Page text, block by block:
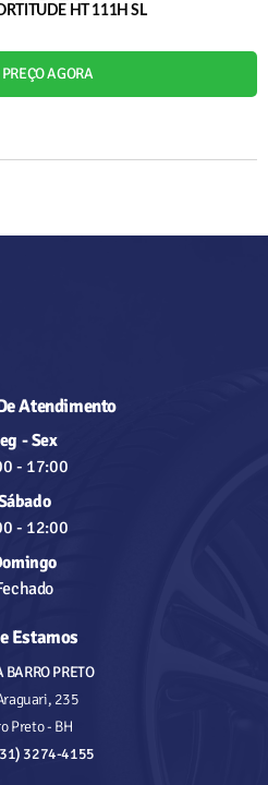
HT 111H SL
AGORA
Atendimento
- Sex
- 17:00
- 12:00
Estamos
BARRO PRETO
235
Preto - BH
3274-4155